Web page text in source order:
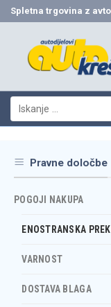
Skip
content
Spletna trgovina z
Išči:
Pravne določbe
POGOJI NAKUPA
ENOSTRANSKA
VARNOST
DOSTAVA BLAGA